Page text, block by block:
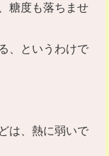
糖度も落ちませ
、というわけで
は、熱に弱いで